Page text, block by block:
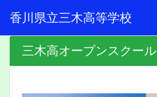
香川県立三木高等学校
三木高オープンスクール